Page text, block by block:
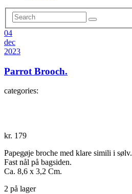
04
dec
2023
Parrot Brooch.
categories:
kr. 179
Papegøje broche med klare simili i sølv.
Fast nål på bagsiden.
Ca. 8,6 x 3,2 Cm.
2 på lager